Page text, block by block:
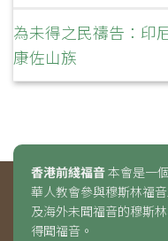
為未得之民禱告：印
康佐山族
香港前綫福音本會是一
華人教會參與穆斯林福
及海外未聞福音的穆斯
得聞福音。